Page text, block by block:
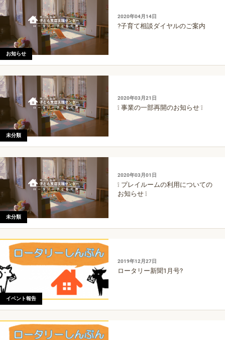
2020年04月14日
?子育て相談ダイヤルのご案内
お知らせ
2020年03月21日
❕ 事業の一部再開のお知らせ ❕
未分類
2020年03月01日
❕ プレイルームの利用についての
お知らせ ❕
未分類
2019年12月27日
ロータリー新聞1月号?
イベント報告